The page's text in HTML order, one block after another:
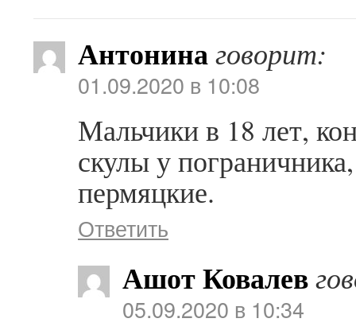
Антонинаговорит:
01.09.2020 в 10:08
Мальчики в 18 лет,
скулы у
пермяцкие.
Ответить
Ашот Ковалев
05.09.2020 в 10:34